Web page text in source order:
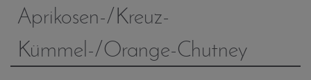
Aprikosen-/Kreuz-
Kümmel-/Orange-Chutney